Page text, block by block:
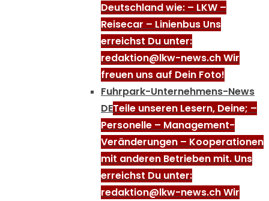
Deutschland wie: – LKW –
Reisecar – Linienbus Uns
erreichst Du unter:
redaktion@lkw-news.ch Wir
freuen uns auf Dein Foto!
Fuhrpark-Unternehmens-News
DETeile unseren Lesern, Deine; –
Personelle – Management-
Veränderungen – Kooperationen
mit anderen Betrieben mit. Uns
erreichst Du unter:
redaktion@lkw-news.ch Wir